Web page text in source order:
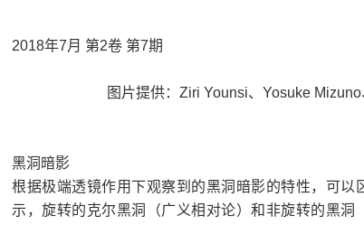
2018年7月 第2卷 第7期
图片提供：Ziri Younsi、Yosuke
黑洞暗影
根据极端透镜作用下观察到的黑洞暗影的特性，可以
示，旋转的克尔黑洞（广义相对论）和非旋转的黑